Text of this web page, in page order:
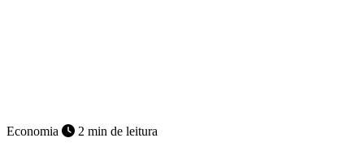
Economia 2 min de leitura